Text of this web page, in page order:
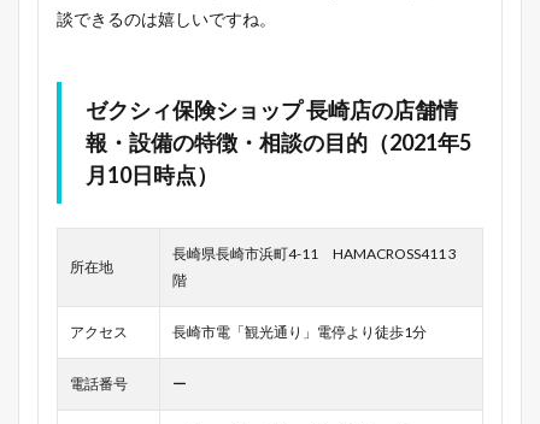
談できるのは嬉しいですね。
ゼクシィ保険ショップ 長崎店の店舗情
報・設備の特徴・相談の目的（2021年5
月10日時点）
所在地
長崎県長崎市浜町4-11 HAMACROSS411 3
階
アクセス 長崎市電「観光通り」電停より徒歩1分
電話番号 ー